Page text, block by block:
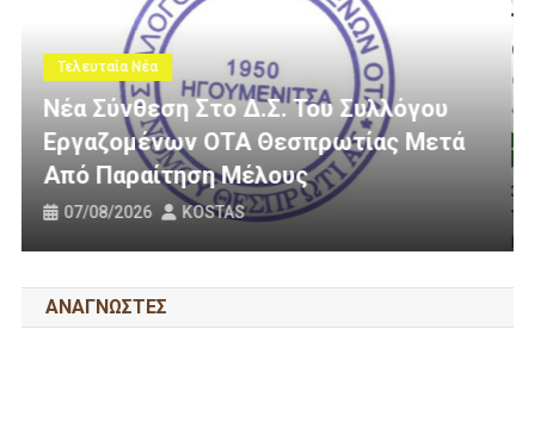
Τελευταία Νέα
3 Εκατομμύρια Ευρώ Για Αγροτική
Οδοποιία Στον Δήμο Ηγουμενίτσας
31/07/2026 KOSTAS
ΑΝΑΓΝΩΣΤΕΣ